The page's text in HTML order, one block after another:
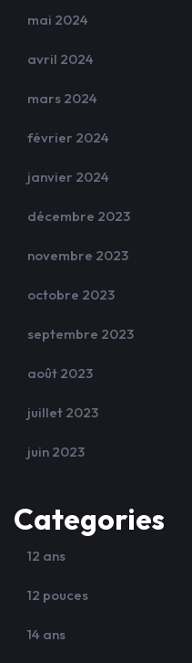
mai 2024
avril 2024
mars 2024
février 2024
janvier 2024
décembre 2023
novembre 2023
octobre 2023
septembre 2023
août 2023
juillet 2023
juin 2023
Categories
12 ans
12 pouces
14 ans